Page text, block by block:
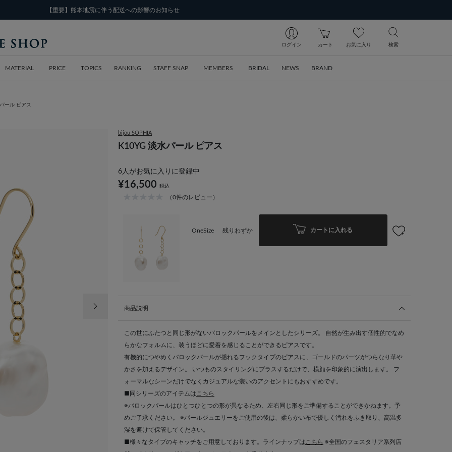
【重要】熊本地震に伴う配送への影響のお知らせ
ログイン カート お気に入り 検索
MATERIAL PRICE TOPICS RANKING STAFF SNAP MEMBERS BRIDAL NEWS BRAND
ール ピアス
bijou SOPHIA
K10YG 淡水パール ピアス
6人がお気に入りに登録中
¥16,500 税込
（0件のレビュー）
OneSize 残りわずか カートに入れる
商品説明
この世にふたつと同じ形がないバロックパールをメインとしたシリーズ。 自然が生み出す個性的でなめ
らかなフォルムに、装うほどに愛着を感じることができるピアスです。
有機的につやめくバロックパールが揺れるフックタイプのピアスに、ゴールドのパーツがつらなり華や
かさを加えるデザイン。 いつものスタイリングにプラスするだけで、横顔を印象的に演出します。 フ
ォーマルなシーンだけでなくカジュアルな装いのアクセントにもおすすめです。
■同シリーズのアイテムは こちら
※バロックパールはひとつひとつの形が異なるため、左右同じ形をご準備することができかねます。予
めご了承ください。 ※パールジュエリーをご使用の後は、柔らかい布で優しく汚れをふき取り、高温多
湿を避けて保管してください。
■様々なタイプのキャッチをご用意しております。ラインナップは こちら ※全国のフェスタリア系列店